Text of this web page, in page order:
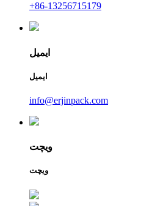
+86-13256715179
ایمیل
ایمیل
info@erjinpack.com
ویچت
ویچت